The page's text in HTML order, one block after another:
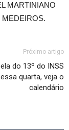
MARTINIANO
MEDEIROS.
Próximo artigo
do 13º do INSS
quarta, veja o
calendário